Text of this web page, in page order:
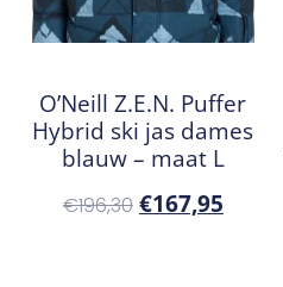
O’Neill Z.E.N. Puffer
Hybrid ski jas dames
blauw – maat L
€196,30 €167,95